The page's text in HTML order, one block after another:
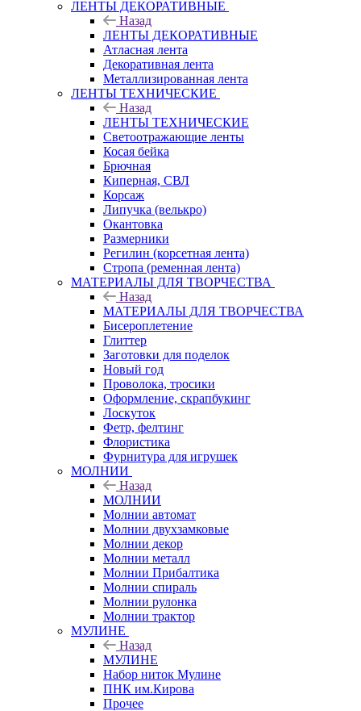
ЛЕНТЫ ДЕКОРАТИВНЫЕ
Назад
ЛЕНТЫ ДЕКОРАТИВНЫЕ
Атласная лента
Декоративная лента
Металлизированная лента
ЛЕНТЫ ТЕХНИЧЕСКИЕ
Назад
ЛЕНТЫ ТЕХНИЧЕСКИЕ
Светоотражающие ленты
Косая бейка
Брючная
Киперная, СВЛ
Корсаж
Липучка (велькро)
Окантовка
Размерники
Регилин (корсетная лента)
Стропа (ременная лента)
МАТЕРИАЛЫ ДЛЯ ТВОРЧЕСТВА
Назад
МАТЕРИАЛЫ ДЛЯ ТВОРЧЕСТВА
Бисероплетение
Глиттер
Заготовки для поделок
Новый год
Проволока, тросики
Оформление, скрапбукинг
Лоскуток
Фетр, фелтинг
Флористика
Фурнитура для игрушек
МОЛНИИ
Назад
МОЛНИИ
Молнии автомат
Молнии двухзамковые
Молнии декор
Молнии металл
Молнии Прибалтика
Молнии спираль
Молнии рулонка
Молнии трактор
МУЛИНЕ
Назад
МУЛИНЕ
Набор ниток Мулине
ПНК им.Кирова
Прочее